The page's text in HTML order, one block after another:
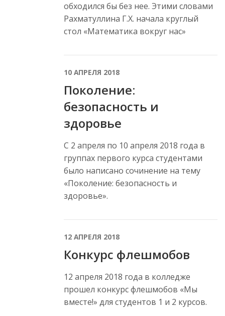
обходился бы без нее. Этими словами
Рахматуллина Г.Х. начала круглый
стол «Математика вокруг нас»
10 АПРЕЛЯ 2018
Поколение:
безопасность и
здоровье
С 2 апреля по 10 апреля 2018 года в
группах первого курса студентами
было написано сочинение на тему
«Поколение: безопасность и
здоровье».
12 АПРЕЛЯ 2018
Конкурс флешмобов
12 апреля 2018 года в колледже
прошел конкурс флешмобов «Мы
вместе!» для студентов 1 и 2 курсов.